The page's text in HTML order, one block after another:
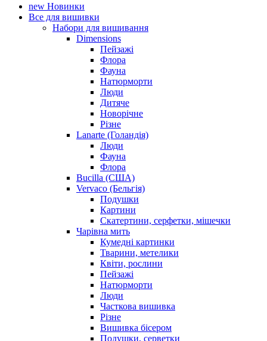
new Новинки
Все для вишивки
Набори для вишивання
Dimensions
Пейзажі
Флора
Фауна
Натюрморти
Люди
Дитяче
Новорічне
Різне
Lanarte (Голандія)
Люди
Фауна
Флора
Bucilla (США)
Vervaco (Бельгія)
Подушки
Картини
Скатертини, серфетки, мішечки
Чарiвна мить
Кумедні картинки
Тварини, метелики
Квіти, рослини
Пейзажі
Натюрморти
Люди
Часткова вишивка
Різне
Вишивка бісером
Подушки, серветки